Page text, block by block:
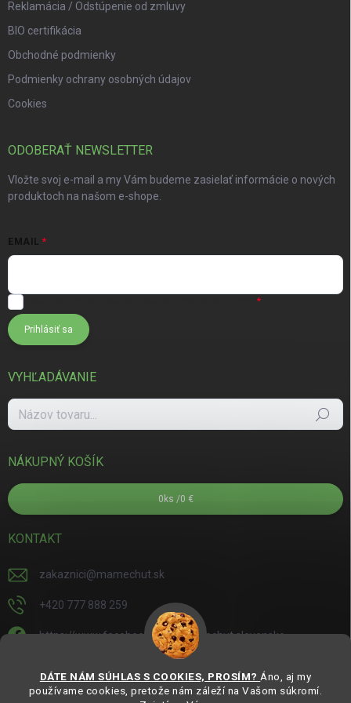
DÁTE NÁM SÚHLAS S COOKIES, PROSÍM? Áno, aj my
používame cookies, pretože nám záleží na Vašom súkromí.
Reklamácia / Odstúpenie od zmluvy
BIO certifikácia
Obchodné podmienky
Podmienky ochrany osobných údajov
Cookies
ODOBERAŤ NEWSLETTER
Vložte svoj e-mail a my Vám budeme zasielať informácie o nových
produktoch na našom e-shope.
EMAIL
Prihlásiť sa
VYHĽADÁVANIE
Hľadať
NÁKUPNÝ KOŠÍK
0 ks /0 €
KONTAKT
zakaznici@mamechut.sk
+420 777 888 259
https://www.facebook.com/mamechut.slovensko
https://www.youtube.com/@mamechutczsk